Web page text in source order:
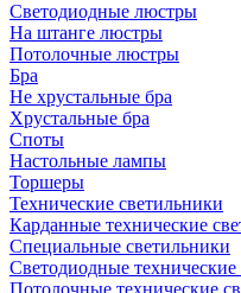
Светодиодные люстры
На штанге люстры
Потолочные люстры
Бра
Не хрустальные бра
Хрустальные бра
Споты
Настольные лампы
Торшеры
Технические светильники
Карданные технические
Специальные светильники
Светодиодные технические
Потолочные технические